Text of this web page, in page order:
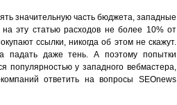
значительную часть бюджета, западные
эту статью расходов не более 10% от
ссылки, никогда об этом не скажут.
падать даже тень. А поэтому попытки
популярностью у западного вебмастера,
ответить на вопросы SEOnews